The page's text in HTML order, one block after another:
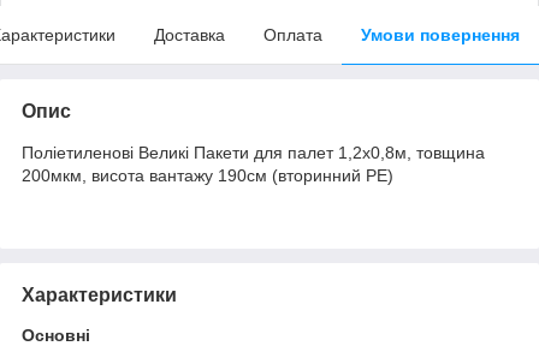
Доставка Оплата Умови повернення
Опис
Поліетиленові Великі Пакети для палет 1,2х0,8м, товщина
200мкм, висота вантажу 190см (вторинний PE)
Характеристики
Основні